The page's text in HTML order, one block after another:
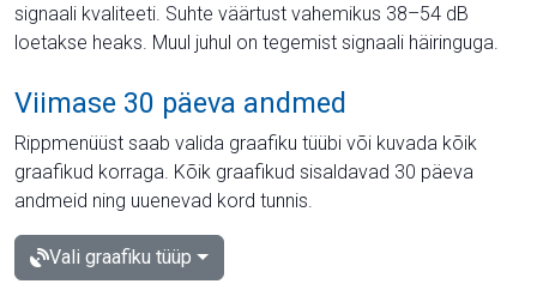
signaali kvaliteeti. Suhte väärtust vahemikus 38–54 dB
loetakse heaks. Muul juhul on tegemist signaali häiringuga.
Viimase 30 päeva andmed
Rippmenüüst saab valida graafiku tüübi või kuvada kõik
graafikud korraga. Kõik graafikud sisaldavad 30 päeva
andmeid ning uuenevad kord tunnis.
Vali graafiku tüüp